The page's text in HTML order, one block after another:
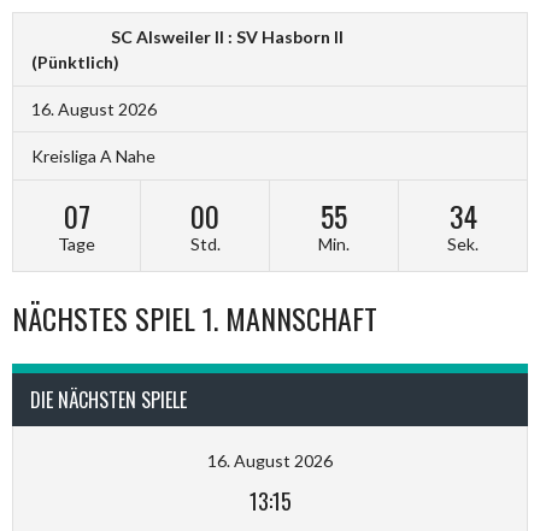
SC Alsweiler II : SV Hasborn II
(Pünktlich)
16. August 2026
Kreisliga A Nahe
07
Tage
00
Std.
55
Min.
34
Sek.
NÄCHSTES SPIEL 1. MANNSCHAFT
DIE NÄCHSTEN SPIELE
16. August 2026
13:15